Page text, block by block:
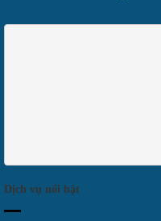
Dịch vụ nổi bật